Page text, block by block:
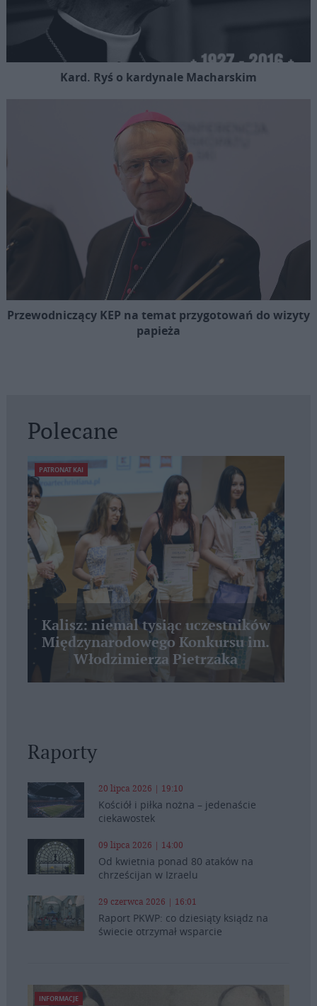
Kard. Ryś o kardynale Macharskim
Przewodniczący KEP na temat przygotowań do wizyty
papieża
Polecane
PATRONAT KAI
Kalisz: niemal tysiąc uczestników
Międzynarodowego Konkursu im.
Włodzimierza Pietrzaka
Raporty
20 lipca 2026 | 19:10
Kościół i piłka nożna – jedenaście
ciekawostek
09 lipca 2026 | 14:00
Od kwietnia ponad 80 ataków na
chrześcijan w Izraelu
29 czerwca 2026 | 16:01
Raport PKWP: co dziesiąty ksiądz na
świecie otrzymał wsparcie
INFORMACJE